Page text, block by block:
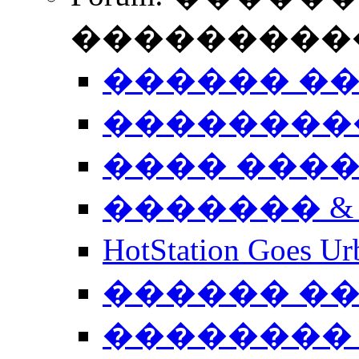
������
����
�������
HotStation
������
��������